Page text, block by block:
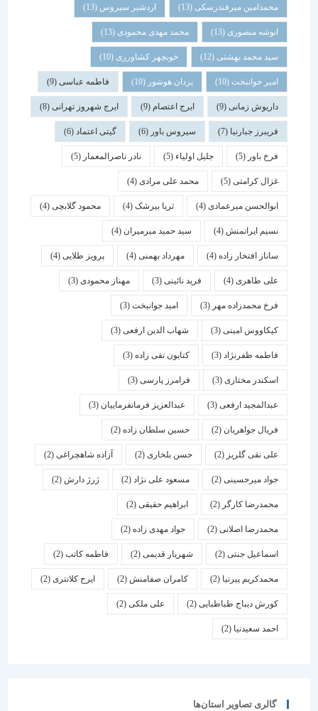
محمدامین میرفندرسکی(13) اردشیر سیروس(13)
انوشه منصوری(13) محمد مهدی محمودی(13)
سید محمد بهشتی(12) خوبچهر کشاورزی(10)
امیر جوانبخت(10) یزدان هوشور(10) فاطمه عباسی(9)
داریوش زمانی(9) ایرج اعتصام(9) ایرج شهروز تهرانی(8)
فریبرز جبارنیا(7) سیروس باور(6) گیتی اعتماد(6)
فرخ باور(5) جلیل اولیاء(5) نادر ناصرالمعمار (5)
غزال کرامتی(5) محمد علی مرادی(4)
ابوالحسن میرعمادی(4) ثریا بیرشک(4) محمود گلابچی(4)
نسیم ایرانمنش(4) سید حمید میرمیران(4)
ساناز افتخار زاده(4) مهرداد بهمنی (4) پرویز طلایی(4)
علی طاهری(4) فرید نائینی(3) مهناز محمودی(3)
فرخ محمدزاده مهر(3) امید جوانبخت(3)
کیکاووس امینی(3) شهاب الدین ارفعی(3)
فاطمه ظفرنژاد(3) کتایون تقی زاده(3)
اسكندر مختاری (3) فرامرز پارسی(3)
عبدالمجید ارفعی(3) عبدالعزیز فرمانفرماییان(3)
فریال جواهریان(2) حسین سلطان زاده(2)
علی نقی گلریز(2) حسن بلخاری(2) آزاده شاهچراغی(2)
جواد میرحسینی(2) مسعود علی نژاد(2) ژرژ دارش (2)
محمدرضا کارگر(2) ابراهیم حقیقی(2)
محمدرضا اصلانی(2) جواد مهدی زاده(2)
اسماعیل جنتی(2) شهریار قدیمی(2) فاطمه کاتب(2)
محمدکریم پیرنیا (2) کامران صفامنش(2) ایرج کلانتری (2)
کورش دیباج طباطبایی(2) علی ملکی(2)
احمد سعیدنیا (2)
گالری تصاویر استان‌ها